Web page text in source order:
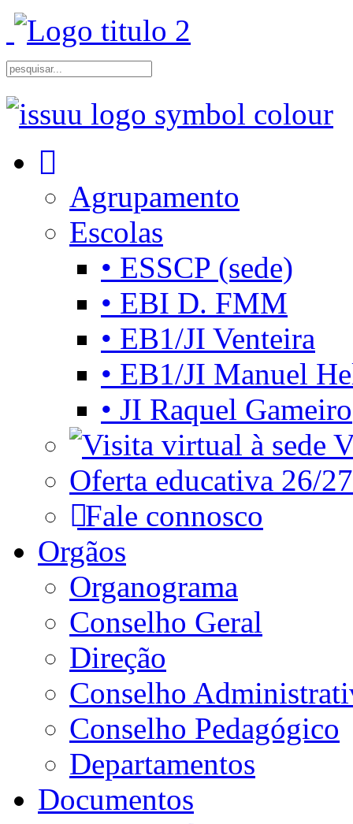
Agrupamento
Escolas
• ESSCP (sede)
• EBI D. FMM
• EB1/JI Venteira
• EB1/JI Manuel
• JI Raquel Gameiro
Oferta educativa 26/27
Fale connosco
Orgãos
Organograma
Conselho Geral
Direção
Conselho
Conselho Pedagógico
Departamentos
Documentos